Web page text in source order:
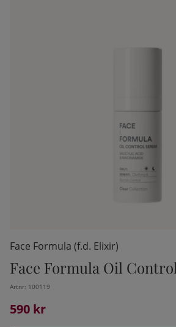
Face Formula (f.d. Elixir)
Face Formula Oil
Artnr: 100119
590 kr